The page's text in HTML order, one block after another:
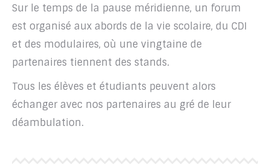
Sur le temps de la pause méridienne, un forum
est organisé aux abords de la vie scolaire, du CDI
et des modulaires, où une vingtaine de
partenaires tiennent des stands.
Tous les élèves et étudiants peuvent alors
échanger avec nos partenaires au gré de leur
déambulation.